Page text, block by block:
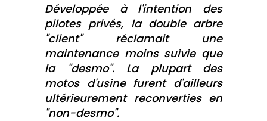
Développée à l'intention des
pilotes privés, la double arbre
"client" réclamait une
maintenance moins suivie que
la "desmo". La plupart des
motos d'usine furent d'ailleurs
ultérieurement reconverties en
"non-desmo".